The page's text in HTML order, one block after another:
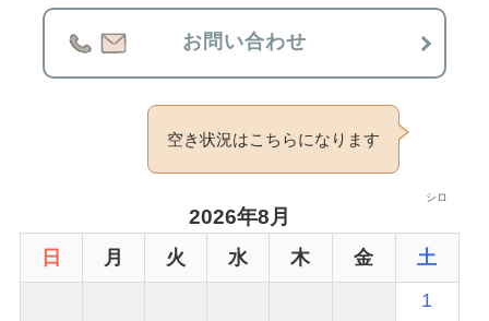
お問い合わせ
シロ
空き状況はこちらになります
2026年8月
日 月 火 水 木 金
土
1